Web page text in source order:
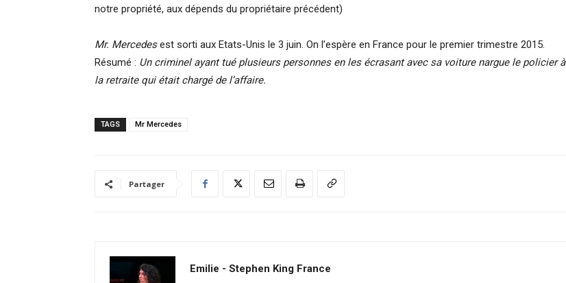
notre propriété, aux dépends du propriétaire précédent)
Mr. Mercedesest sorti aux Etats-Unis le 3 juin. On l’espère en France pour le premier trimestre 2015.
Résumé : Un criminel ayant tué plusieurs personnes en les écrasant avec sa voiture nargue le policier à
la retraite qui était chargé de l’affaire.
TAGS Mr Mercedes
Partager
Emilie - Stephen King France